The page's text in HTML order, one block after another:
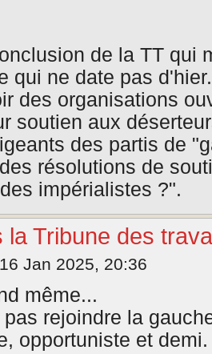
de la TT qui
qui ne date pas d'hier.
des organisations
soutien aux
des partis de
résolutions de
impérialistes ?".
la Tribune des
Jan 2025, 20:36
même...
rejoindre la
opportuniste et demi.